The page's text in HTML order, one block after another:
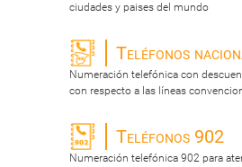
ciudades y paises del mundo
Teléfonos
Numeración telefónica con
con respecto a las líneas
Teléfonos 902
Numeración telefónica 902 para